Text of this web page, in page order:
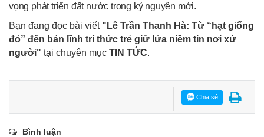
vọng phát triển đất nước trong kỷ nguyên mới.
Bạn đang đọc bài viết "Lê Trần Thanh Hà: Từ “hạt giống
đỏ” đến bản lĩnh trí thức trẻ giữ lửa niềm tin nơi xứ
người" tại chuyên mục TIN TỨC.
Chia sẻ
Bình luận